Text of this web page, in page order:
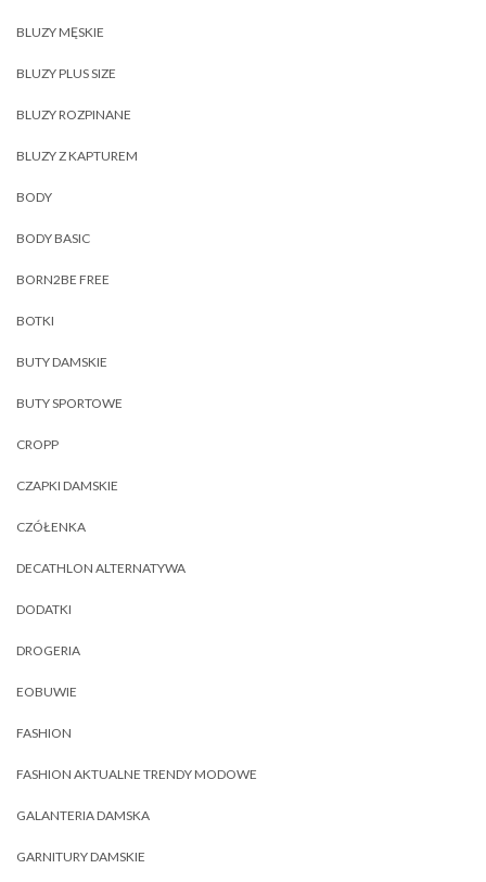
BLUZY MĘSKIE
BLUZY PLUS SIZE
BLUZY ROZPINANE
BLUZY Z KAPTUREM
BODY
BODY BASIC
BORN2BE FREE
BOTKI
BUTY DAMSKIE
BUTY SPORTOWE
CROPP
CZAPKI DAMSKIE
CZÓŁENKA
DECATHLON ALTERNATYWA
DODATKI
DROGERIA
EOBUWIE
FASHION
FASHION AKTUALNE TRENDY MODOWE
GALANTERIA DAMSKA
GARNITURY DAMSKIE